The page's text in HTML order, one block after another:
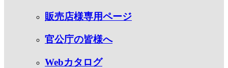
販売店様専用ページ
官公庁の皆様へ
Webカタログ